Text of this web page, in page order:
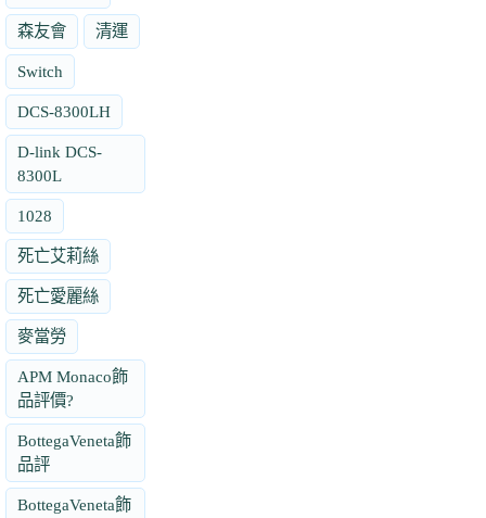
森友會 清運
Switch
DCS-8300LH
D-link DCS-
8300L
1028
死亡艾莉絲
死亡愛麗絲
麥當勞
APM Monaco飾
品評價?
BottegaVeneta飾
品評
BottegaVeneta飾